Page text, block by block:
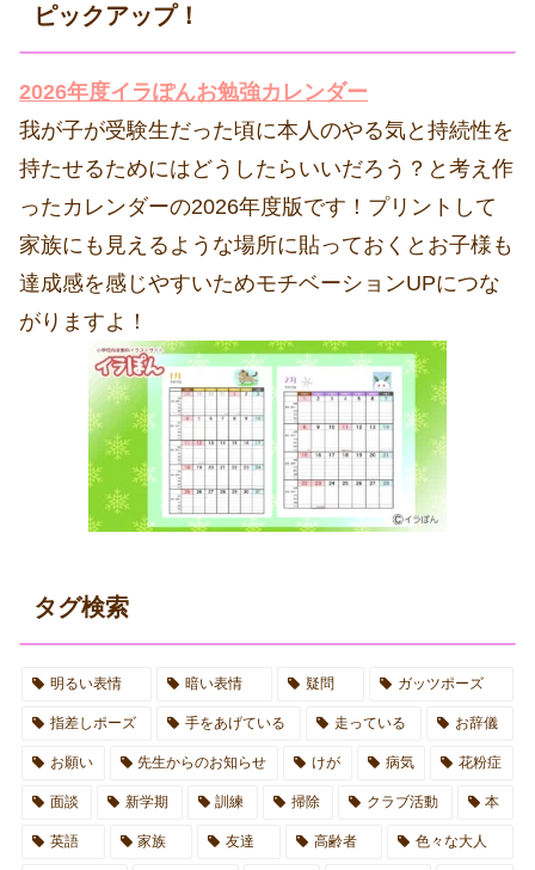
ピックアップ！
2026年度イラぽんお勉強カレンダー
我が子が受験生だった頃に本人のやる気と持続性を
持たせるためにはどうしたらいいだろう？と考え作
ったカレンダーの2026年度版です！プリントして
家族にも見えるような場所に貼っておくとお子様も
達成感を感じやすいためモチベーションUPにつな
がりますよ！
タグ検索
明るい表情 暗い表情 疑問 ガッツポーズ
指差しポーズ 手をあげている 走っている お辞儀
お願い 先生からのお知らせ けが 病気 花粉症
面談 新学期 訓練 掃除 クラブ活動 本
英語 家族 友達 高齢者 色々な大人